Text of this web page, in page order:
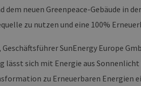
dem neuen Greenpeace-Gebäude in
zu nutzen und eine 100%
SunEnergy Europe
lässt sich mit Energie aus
zu Erneuerbaren Energien